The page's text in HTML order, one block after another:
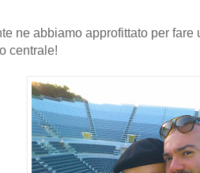
ne abbiamo approfittato per fare
centrale!